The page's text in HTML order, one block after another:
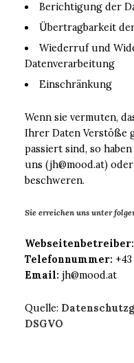
Berichtigung der
Übertragbarkeit
Wiederruf und
Datenverarbeitung
Einschränkung
Wenn sie vermuten,
Ihrer Daten Verstöße
passiert sind, so
uns (jh@mood.at)
beschweren.
Sie erreichen uns unter
Webseitenbetreiber:
Telefonnummer:
Email: jh@mood.at
Quelle:
DSGVO